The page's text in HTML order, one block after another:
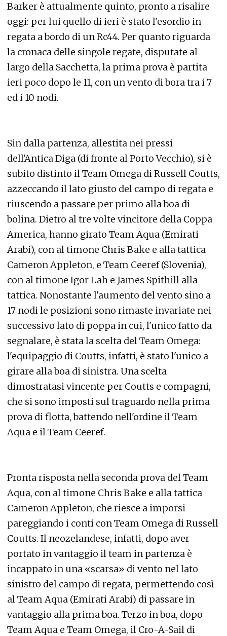
Barker è attualmente quinto, pronto a risalire
oggi: per lui quello di ieri è stato l'esordio in
regata a bordo di un Rc44. Per quanto riguarda
la cronaca delle singole regate, disputate al
largo della Sacchetta, la prima prova è partita
ieri poco dopo le 11, con un vento di bora tra i 7
ed i 10 nodi.
Sin dalla partenza, allestita nei pressi
dell'Antica Diga (di fronte al Porto Vecchio), si è
subito distinto il Team Omega di Russell Coutts,
azzeccando il lato giusto del campo di regata e
riuscendo a passare per primo alla boa di
bolina. Dietro al tre volte vincitore della Coppa
America, hanno girato Team Aqua (Emirati
Arabi), con al timone Chris Bake e alla tattica
Cameron Appleton, e Team Ceeref (Slovenia),
con al timone Igor Lah e James Spithill alla
tattica. Nonostante l'aumento del vento sino a
17 nodi le posizioni sono rimaste invariate nei
successivo lato di poppa in cui, l'unico fatto da
segnalare, è stata la scelta del Team Omega:
l'equipaggio di Coutts, infatti, è stato l'unico a
girare alla boa di sinistra. Una scelta
dimostratasi vincente per Coutts e compagni,
che si sono imposti sul traguardo nella prima
prova di flotta, battendo nell'ordine il Team
Aqua e il Team Ceeref.
Pronta risposta nella seconda prova del Team
Aqua, con al timone Chris Bake e alla tattica
Cameron Appleton, che riesce a imporsi
pareggiando i conti con Team Omega di Russell
Coutts. Il neozelandese, infatti, dopo aver
portato in vantaggio il team in partenza è
incappato in una «scarsa» di vento nel lato
sinistro del campo di regata, permettendo così
al Team Aqua (Emirati Arabi) di passare in
vantaggio alla prima boa. Terzo in boa, dopo
Team Aqua e Team Omega, il Cro-A-Sail di